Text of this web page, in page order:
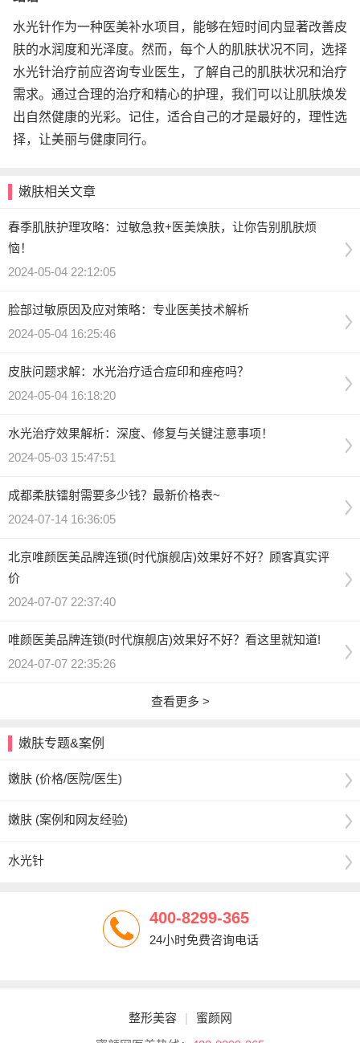
水光针作为一种医美补水项目，能够在短时间内显著改善皮
肤的水润度和光泽度。然而，每个人的肌肤状况不同，选择
水光针治疗前应咨询专业医生，了解自己的肌肤状况和治疗
需求。通过合理的治疗和精心的护理，我们可以让肌肤焕发
出自然健康的光彩。记住，适合自己的才是最好的，理性选
择，让美丽与健康同行。
嫩肤相关文章
春季肌肤护理攻略：过敏急救+医美焕肤，让你告别肌肤烦
恼！
2024-05-04 22:12:05
脸部过敏原因及应对策略：专业医美技术解析
2024-05-04 16:25:46
皮肤问题求解：水光治疗适合痘印和痤疮吗？
2024-05-04 16:18:20
水光治疗效果解析：深度、修复与关键注意事项！
2024-05-03 15:47:51
成都柔肤镭射需要多少钱？最新价格表~
2024-07-14 16:36:05
北京唯颜医美品牌连锁(时代旗舰店)效果好不好？顾客真实评
价
2024-07-07 22:37:40
唯颜医美品牌连锁(时代旗舰店)效果好不好？看这里就知道!
2024-07-07 22:35:26
查看更多 >
嫩肤专题&案例
嫩肤 (价格/医院/医生)
嫩肤 (案例和网友经验)
水光针
400-8299-365
24小时免费咨询电话
整形美容 |
蜜颜网